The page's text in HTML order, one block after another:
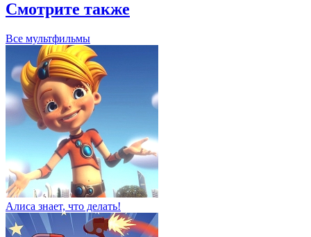
Смотрите также
Все мультфильмы
Алиса знает, что делать!